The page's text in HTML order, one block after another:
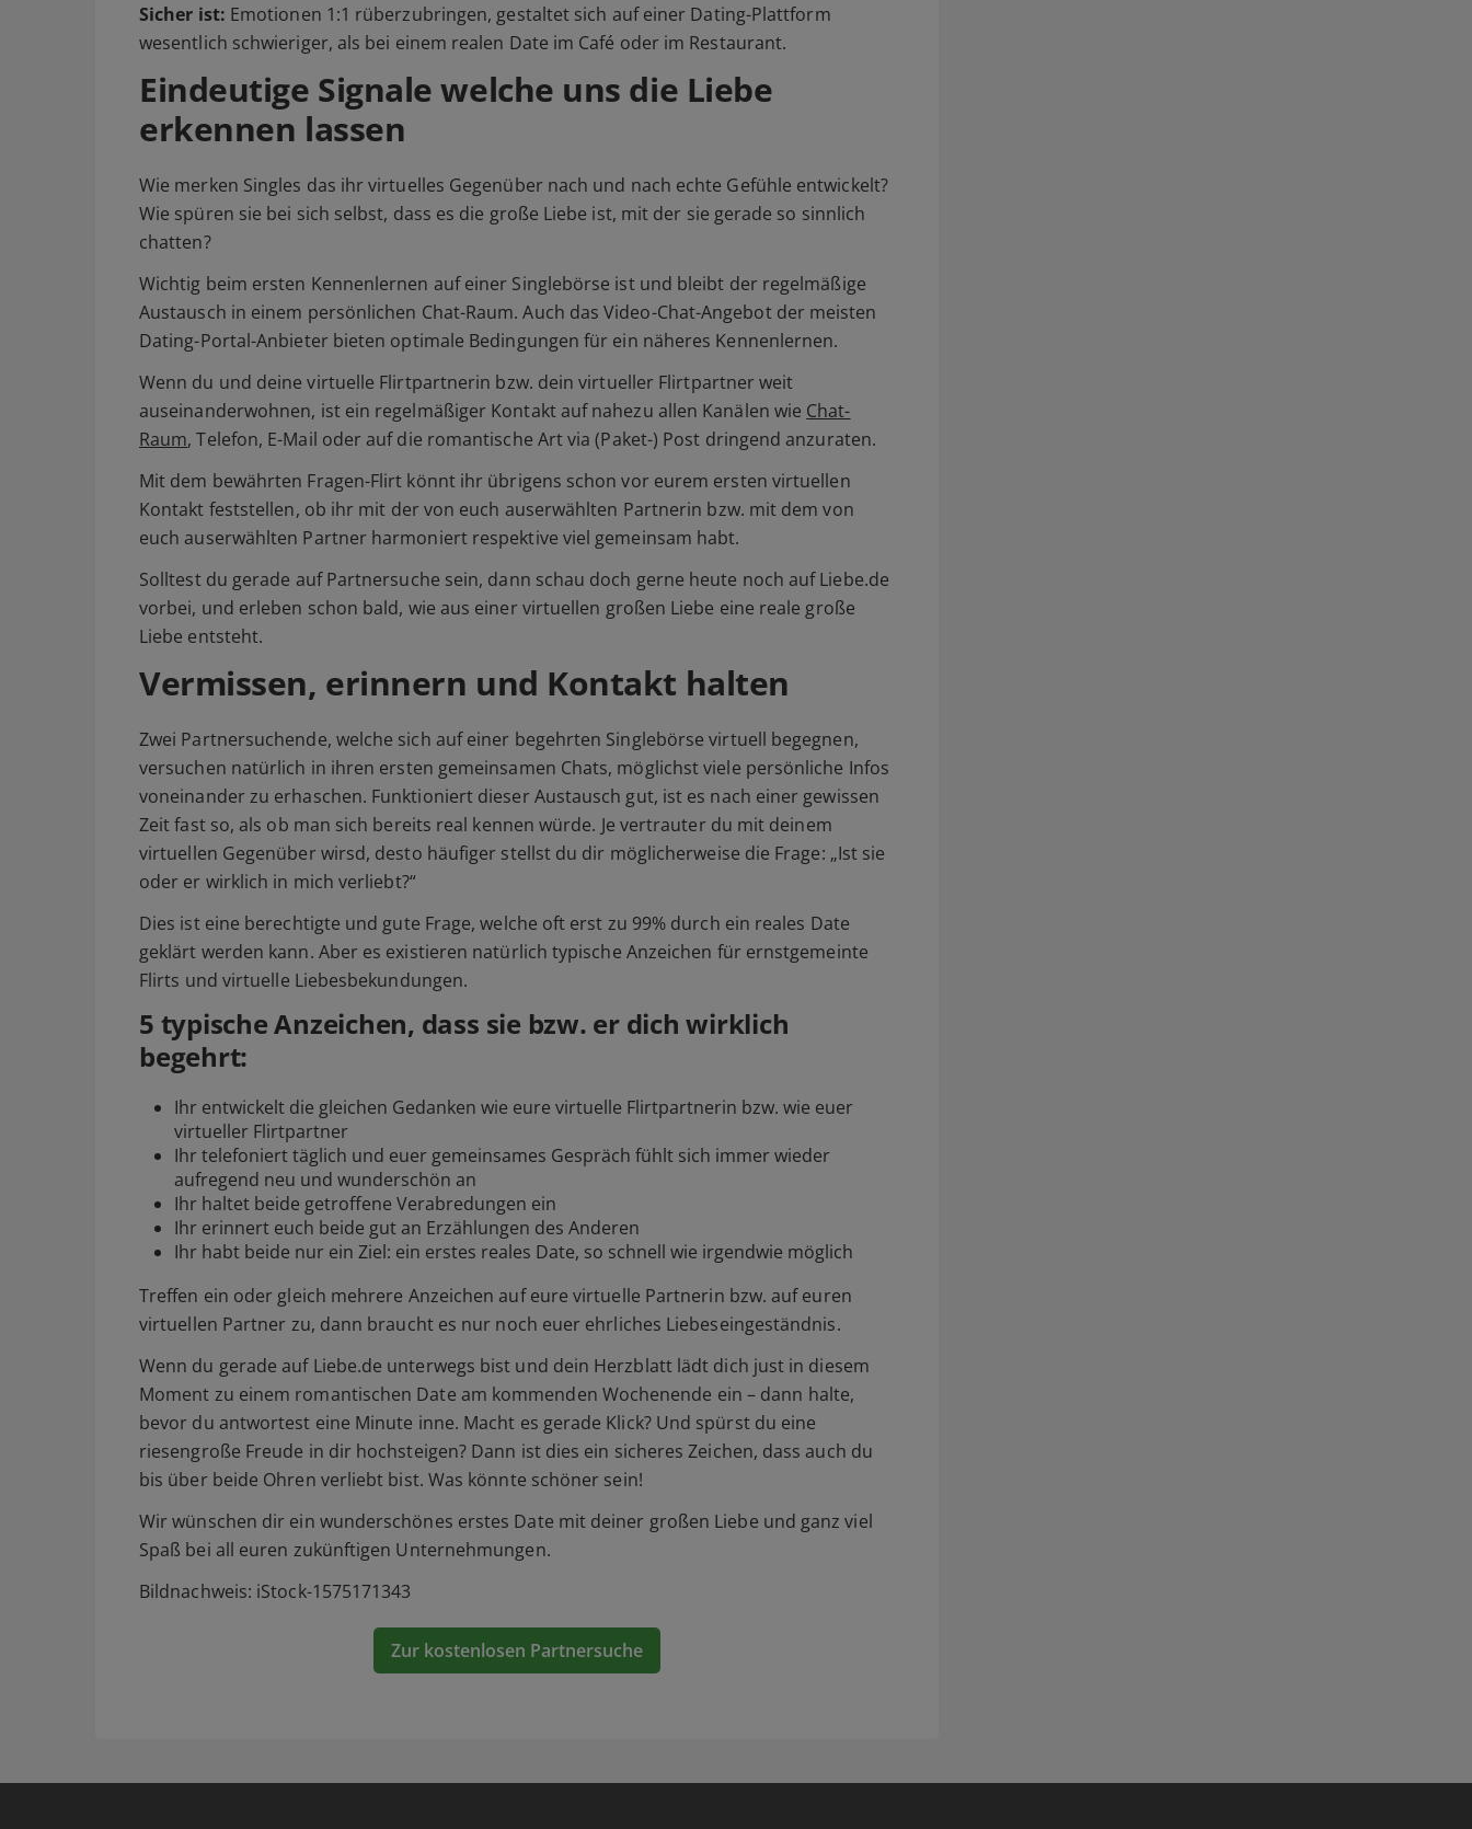
Sicher ist: Emotionen 1:1 rüberzubringen, gestaltet sich auf einer Dating-Plattform
wesentlich schwieriger, als bei einem realen Date im Café oder im Restaurant.
Eindeutige Signale welche uns die Liebe
erkennen lassen
Wie merken Singles das ihr virtuelles Gegenüber nach und nach echte Gefühle entwickelt?
Wie spüren sie bei sich selbst, dass es die große Liebe ist, mit der sie gerade so sinnlich
chatten?
Wichtig beim ersten Kennenlernen auf einer Singlebörse ist und bleibt der regelmäßige
Austausch in einem persönlichen Chat-Raum. Auch das Video-Chat-Angebot der meisten
Dating-Portal-Anbieter bieten optimale Bedingungen für ein näheres Kennenlernen.
Wenn du und deine virtuelle Flirtpartnerin bzw. dein virtueller Flirtpartner weit
auseinanderwohnen, ist ein regelmäßiger Kontakt auf nahezu allen Kanälen wie Chat-
Raum, Telefon, E-Mail oder auf die romantische Art via (Paket-) Post dringend anzuraten.
Mit dem bewährten Fragen-Flirt könnt ihr übrigens schon vor eurem ersten virtuellen
Kontakt feststellen, ob ihr mit der von euch auserwählten Partnerin bzw. mit dem von
euch auserwählten Partner harmoniert respektive viel gemeinsam habt.
Solltest du gerade auf Partnersuche sein, dann schau doch gerne heute noch auf Liebe.de
vorbei, und erleben schon bald, wie aus einer virtuellen großen Liebe eine reale große
Liebe entsteht.
Vermissen, erinnern und Kontakt halten
Zwei Partnersuchende, welche sich auf einer begehrten Singlebörse virtuell begegnen,
versuchen natürlich in ihren ersten gemeinsamen Chats, möglichst viele persönliche Infos
voneinander zu erhaschen. Funktioniert dieser Austausch gut, ist es nach einer gewissen
Zeit fast so, als ob man sich bereits real kennen würde. Je vertrauter du mit deinem
virtuellen Gegenüber wirsd, desto häufiger stellst du dir möglicherweise die Frage: „Ist sie
oder er wirklich in mich verliebt?“
Dies ist eine berechtigte und gute Frage, welche oft erst zu 99% durch ein reales Date
geklärt werden kann. Aber es existieren natürlich typische Anzeichen für ernstgemeinte
Flirts und virtuelle Liebesbekundungen.
5 typische Anzeichen, dass sie bzw. er dich wirklich
begehrt:
Ihr entwickelt die gleichen Gedanken wie eure virtuelle Flirtpartnerin bzw. wie euer
virtueller Flirtpartner
Ihr telefoniert täglich und euer gemeinsames Gespräch fühlt sich immer wieder
aufregend neu und wunderschön an
Ihr haltet beide getroffene Verabredungen ein
Ihr erinnert euch beide gut an Erzählungen des Anderen
Ihr habt beide nur ein Ziel: ein erstes reales Date, so schnell wie irgendwie möglich
Treffen ein oder gleich mehrere Anzeichen auf eure virtuelle Partnerin bzw. auf euren
virtuellen Partner zu, dann braucht es nur noch euer ehrliches Liebeseingeständnis.
Wenn du gerade auf Liebe.de unterwegs bist und dein Herzblatt lädt dich just in diesem
Moment zu einem romantischen Date am kommenden Wochenende ein – dann halte,
bevor du antwortest eine Minute inne. Macht es gerade Klick? Und spürst du eine
riesengroße Freude in dir hochsteigen? Dann ist dies ein sicheres Zeichen, dass auch du
bis über beide Ohren verliebt bist. Was könnte schöner sein!
Wir wünschen dir ein wunderschönes erstes Date mit deiner großen Liebe und ganz viel
Spaß bei all euren zukünftigen Unternehmungen.
Bildnachweis: iStock-1575171343
Zur kostenlosen Partnersuche